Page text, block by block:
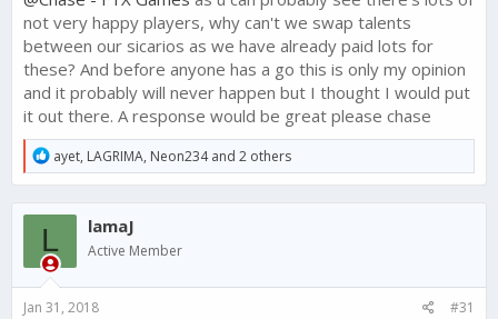
not very happy players, why can't we swap talents
between our sicarios as we have already paid lots for
these? And before anyone has a go this is only my opinion
and it probably will never happen but I thought I would put
it out there. A response would be great please chase
R
e
a
c
o
n
ayet, LAGRIMA, Neon234and 2 others
L lamaJ
Active Member
Jan 31, 2018 #31